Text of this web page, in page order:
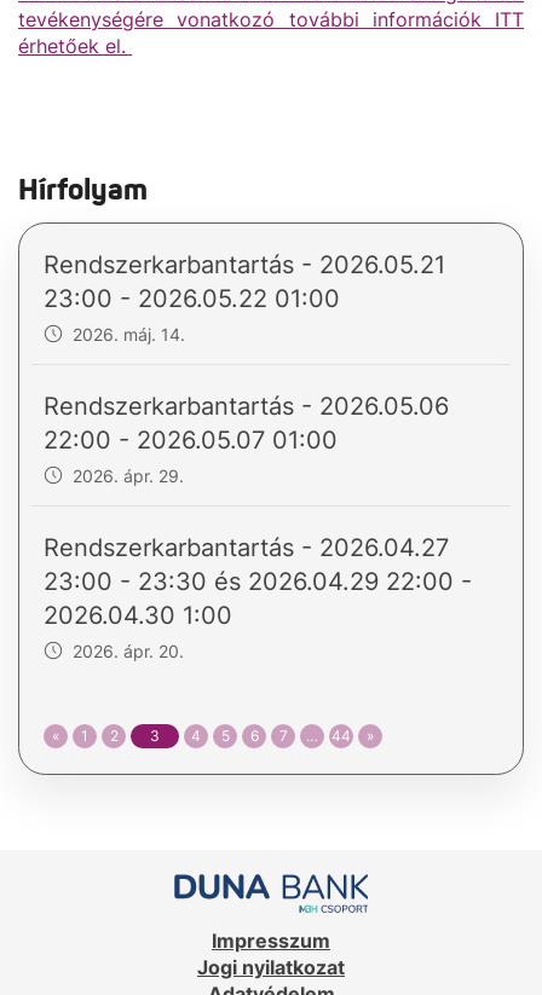
tevékenységére vonatkozó további információk ITT
érhetőek el.
Hírfolyam
Rendszerkarbantartás - 2026.05.21
23:00 - 2026.05.22 01:00
2026. máj. 14.
Rendszerkarbantartás - 2026.05.06
22:00 - 2026.05.07 01:00
2026. ápr. 29.
Rendszerkarbantartás - 2026.04.27
23:00 - 23:30 és 2026.04.29 22:00 -
2026.04.30 1:00
2026. ápr. 20.
« 1 2 3 4 5 6 7 … 44 »
Impresszum
Jogi nyilatkozat